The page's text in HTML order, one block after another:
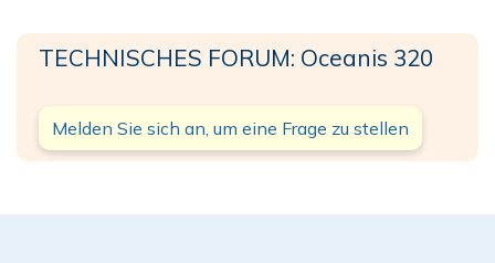
TECHNISCHES FORUM: Oceanis 320
Melden Sie sich an, um eine Frage zu stellen